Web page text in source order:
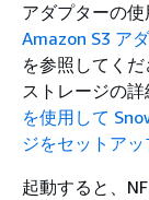
アダプターの
Amazon S3 ア
を参照してく
ストレージの
を使用して
ジをセットア
起動すると、